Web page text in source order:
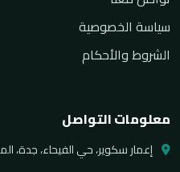
سياسة الخصوصية
الشروط والأحكام
معلومات التواصل
إعمار سكوير، حي الفيحاء، جدة،